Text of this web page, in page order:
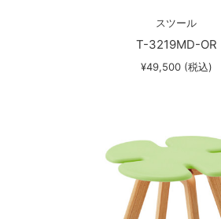
スツール
T-3219MD-OR
¥49,500 (税込)